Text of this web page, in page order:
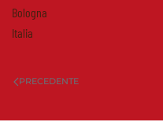
Bologna
Italia
PRECEDENTE